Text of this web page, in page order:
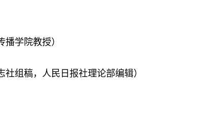
学院教授）
组稿，人民日报社理论部编辑）